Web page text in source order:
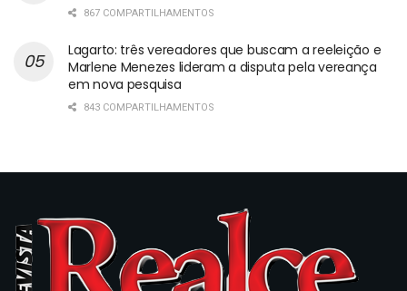
867 COMPARTILHAMENTOS
Lagarto: três vereadores que buscam a reeleição e
Marlene Menezes lideram a disputa pela vereança
em nova pesquisa
843 COMPARTILHAMENTOS